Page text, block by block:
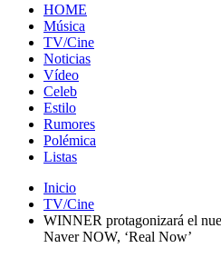
HOME
Música
TV/Cine
Noticias
Vídeo
Celeb
Estilo
Rumores
Polémica
Listas
Inicio
TV/Cine
WINNER protagonizará el
Naver NOW, ‘Real Now’